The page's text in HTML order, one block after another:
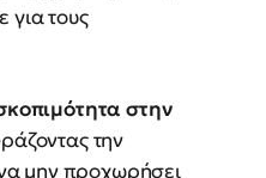
για τους
στην
την
να μην προχωρήσει